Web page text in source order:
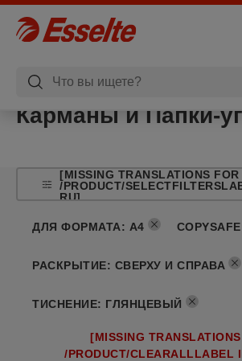
Карманы и Папки-
[MISSING TRANSLATIONS FOR
/PRODUCT/
RU]
ДЛЯ ФОРМАТА: A4 COPYSAFE
РАСКРЫТИЕ: СВЕРХУ И СПРАВА
ТИСНЕНИЕ: ГЛЯНЦЕВЫЙ
[MISSING
/PRODUCT/CLEARALLLABEL